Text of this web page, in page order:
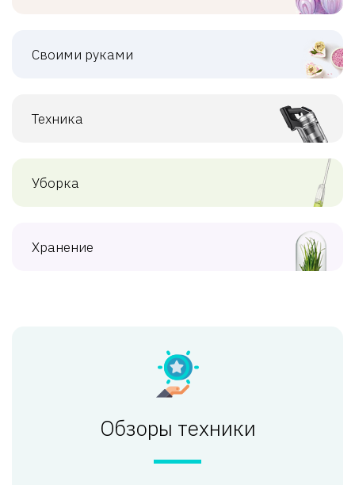
Своими руками
Техника
Уборка
Хранение
Обзоры техники